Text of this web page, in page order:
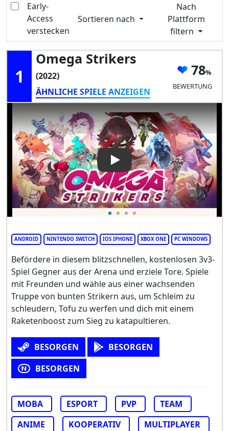
Early-
Access
verstecken
Sortieren nach
Nach
Plattform
filtern
1
Omega Strikers
(2022)
ÄHNLICHE SPIELE ANZEIGEN
78
BEWERTUNG
Play Video: Omega Strikers
ANDROID NINTENDO SWITCH IOS IPHONE XBOX ONE PC WINDOWS
Befördere in diesem blitzschnellen, kostenlosen 3v3-
Spiel Gegner aus der Arena und erziele Tore. Spiele
mit Freunden und wähle aus einer wachsenden
Truppe von bunten Strikern aus, um Schleim zu
schleudern, Tofu zu werfen und dich mit einem
Raketenboost zum Sieg zu katapultieren.
BESORGEN
BESORGEN
BESORGEN
MOBA ESPORT PVP
TEAM
ANIME
KOOPERATIV
MULTIPLAYER